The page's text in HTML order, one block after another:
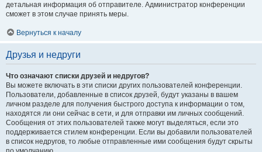
детальная информация об отправителе. Администратор конференции
сможет в этом случае принять меры.
Вернуться к началу
Друзья и недруги
Что означают списки друзей и недругов?
Вы можете включать в эти списки других пользователей конференции.
Пользователи, добавленные в список друзей, будут указаны в вашем
личном разделе для получения быстрого доступа к информации о том,
находятся ли они сейчас в сети, и для отправки им личных сообщений.
Сообщения от этих пользователей также могут выделяться, если это
поддерживается стилем конференции. Если вы добавили пользователей
в список недругов, то любые отправленные ими сообщения будут скрыты